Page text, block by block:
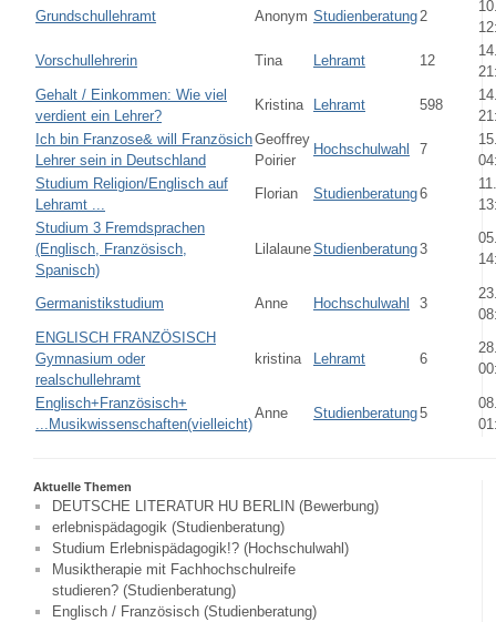
Grundschullehramt
Anonym Studienberatung 2
Vorschullehrerin
Tina Lehramt 12
Gehalt / Einkommen: Wie viel
verdient ein Lehrer?
Kristina Lehramt 598
Ich bin Franzose& will Französich
Lehrer sein in Deutschland
Geoffrey
Poirier
Hochschulwahl 7
Studium Religion/Englisch auf
Lehramt ...
Florian Studienberatung6
Studium 3 Fremdsprachen
(Englisch, Französisch,
Spanisch)
LilalauneStudienberatung3
Germanistikstudium Anne Hochschulwahl 3
ENGLISCH FRANZÖSISCH
Gymnasium oder
realschullehramt
kristina Lehramt 6
Englisch+Französisch+
...Musikwissenschaften(vielleicht)
Anne Studienberatung5
Aktuelle Themen
DEUTSCHE LITERATUR HU BERLIN (Bewerbung)
erlebnispädagogik (Studienberatung)
Studium Erlebnispädagogik!? (Hochschulwahl)
Musiktherapie mit Fachhochschulreife
studieren? (Studienberatung)
Englisch / Französisch (Studienberatung)